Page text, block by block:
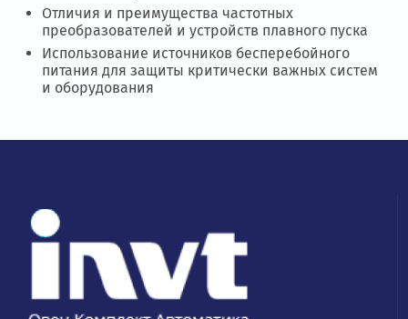
Отличия и преимущества частотных
преобразователей и устройств плавного пуска
Использование источников бесперебойного
питания для защиты критически важных систем
и оборудования